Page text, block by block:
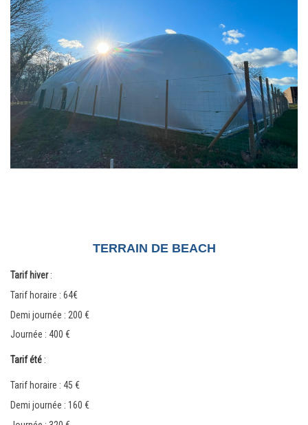
TERRAIN DE BEACH
Tarif hiver:
Tarif horaire : 64€
Demi journée : 200 €
Journée : 400 €
Tarif été :
Tarif horaire : 45 €
Demi journée : 160 €